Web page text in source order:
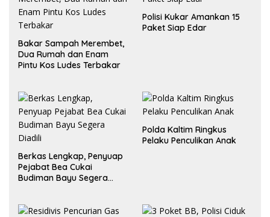
Bakar Sampah Merembet,
Dua Rumah dan Enam
Pintu Kos Ludes Terbakar
Polisi Kukar Amankan 15
Paket Siap Edar
Berkas Lengkap, Penyuap
Pejabat Bea Cukai
Budiman Bayu Segera
Polda Kaltim Ringkus
Pelaku Penculikan Anak